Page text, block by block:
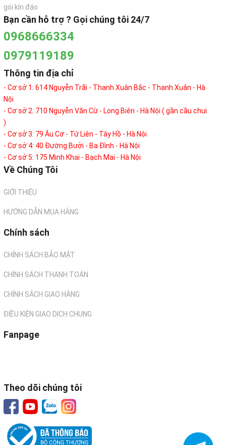
gói kín đáo
Bạn cần hỗ trợ ? Gọi chúng tôi 24/7
0968666334
0979119189
Thông tin địa chỉ
- Cơ sở 1: 614 Nguyễn Trãi - Thanh Xuân Bắc - Thanh Xuân - Hà
Nội
- Cơ sở 2: 710 Nguyễn Văn Cừ - Long Biên - Hà Nội ( gần cầu chui
)
- Cơ sở 3: 79 Âu Cơ - Tứ Liên - Tây Hồ - Hà Nội
- Cơ sở 4: 40 Đường Bưởi - Ba Đình - Hà Nội
- Cơ sở 5: 175 Minh Khai - Bạch Mai - Hà Nội
Về Chúng Tôi
GIỚI THIỆU
HƯỚNG DẪN MUA HÀNG
Chính sách
CHÍNH SÁCH BẢO MẬT
CHÍNH SÁCH THANH TOÁN
CHÍNH SÁCH GIAO HÀNG
ĐIỀU KIỆN GIAO DỊCH CHUNG
Fanpage
Theo dõi chúng tôi